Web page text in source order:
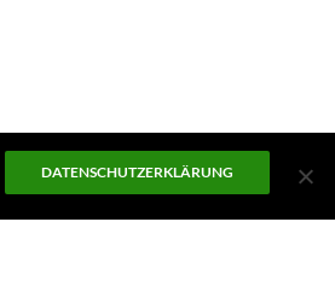
DATENSCHUTZERKLÄRUNG